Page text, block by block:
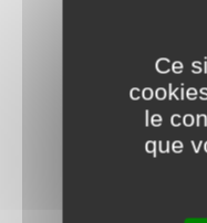
et les
Lorsque le
retirer ce
Cette action
licéité du
Ce
le
que